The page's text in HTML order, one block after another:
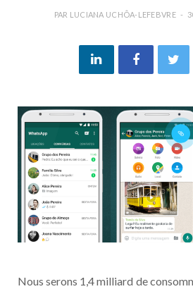
PAR LUCIANA UCHÔA-LEFEBVRE
Nous serons 1,4 milliard de